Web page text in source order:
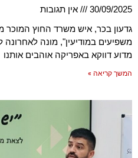
30/09/2025
אין תגובות
גדעון בכר, איש משרד החוץ המוכר
משפיעים במודיעין", מונה
מדוע דווקא באפריקה אוהבים אותנו
המשך קריאה »